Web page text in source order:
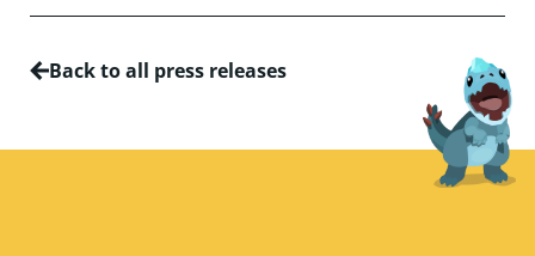
Back to all press releases